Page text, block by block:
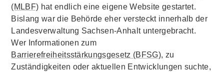
(MLBF) hat endlich eine eigene Website gestartet.
Bislang war die Behörde eher versteckt innerhalb der
Landesverwaltung Sachsen-Anhalt untergebracht.
Wer Informationen zum
Barrierefreiheitsstärkungsgesetz (BFSG), zu
Zuständigkeiten oder aktuellen Entwicklungen suchte,